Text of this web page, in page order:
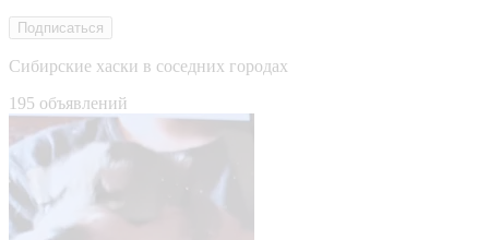
Подписаться
Сибирские хаски в соседних городах
195 объявлений